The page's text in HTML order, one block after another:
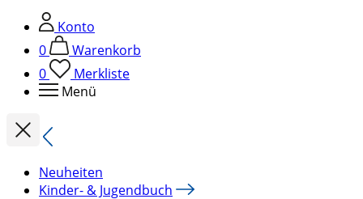
Konto
0
Warenkorb
0
Merkliste
Menü
Neuheiten
Kinder- & Jugendbuch